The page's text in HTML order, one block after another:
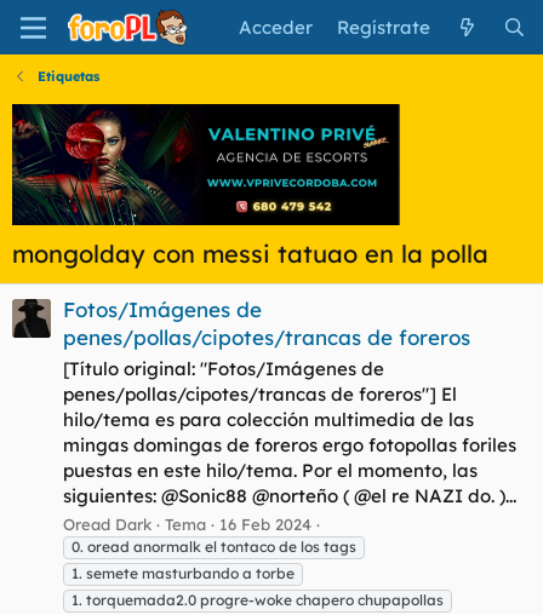
Acceder Regístrate
Etiquetas
mongolday con messi tatuao en la polla
Fotos/Imágenes de
penes/pollas/cipotes/trancas de foreros
[Título original: "Fotos/Imágenes de
penes/pollas/cipotes/trancas de foreros"] El
hilo/tema es para colección multimedia de las
mingas domingas de foreros ergo fotopollas foriles
puestas en este hilo/tema. Por el momento, las
siguientes: @Sonic88 @norteño ( @el re NAZI do. )...
Oread Dark Tema 16 Feb 2024
0. oread anormalk el tontaco de los tags
1. semete masturbando a torbe
1. torquemada2.0 progre-woke chapero chupapollas